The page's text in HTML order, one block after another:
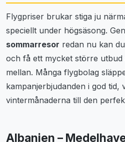
Flygpriser brukar stiga ju
speciellt under högsäsong.
sommarresor redan nu kan
och få ett mycket större utbud
mellan. Många flygbolag
kampanjerbjudanden i god tid,
vintermånaderna till den
Albanien –